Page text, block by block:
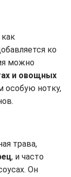
ко
можно
и овощных
особую нотку,
трава,
, и часто
Он